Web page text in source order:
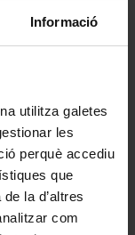
Informació
utilitza galetes
les
perquè accediu
que
la d’altres
com